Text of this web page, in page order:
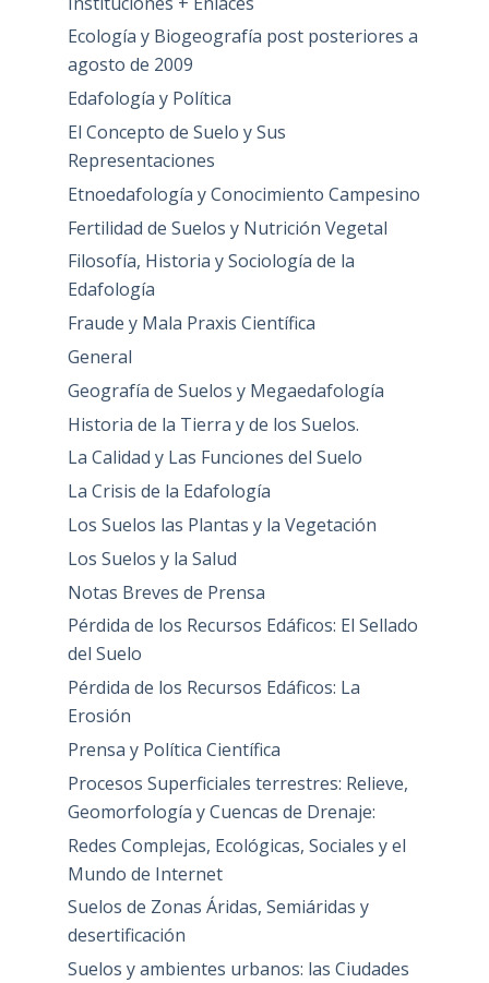
Ecología y Biogeografía post posteriores a
agosto de 2009
Edafología y Política
El Concepto de Suelo y Sus
Representaciones
Etnoedafología y Conocimiento Campesino
Fertilidad de Suelos y Nutrición Vegetal
Filosofía, Historia y Sociología de la
Edafología
Fraude y Mala Praxis Científica
General
Geografía de Suelos y Megaedafología
Historia de la Tierra y de los Suelos.
La Calidad y Las Funciones del Suelo
La Crisis de la Edafología
Los Suelos las Plantas y la Vegetación
Los Suelos y la Salud
Notas Breves de Prensa
Pérdida de los Recursos Edáficos: El Sellado
del Suelo
Pérdida de los Recursos Edáficos: La
Erosión
Prensa y Política Científica
Procesos Superficiales terrestres: Relieve,
Geomorfología y Cuencas de Drenaje:
Redes Complejas, Ecológicas, Sociales y el
Mundo de Internet
Suelos de Zonas Áridas, Semiáridas y
desertificación
Suelos y ambientes urbanos: las Ciudades